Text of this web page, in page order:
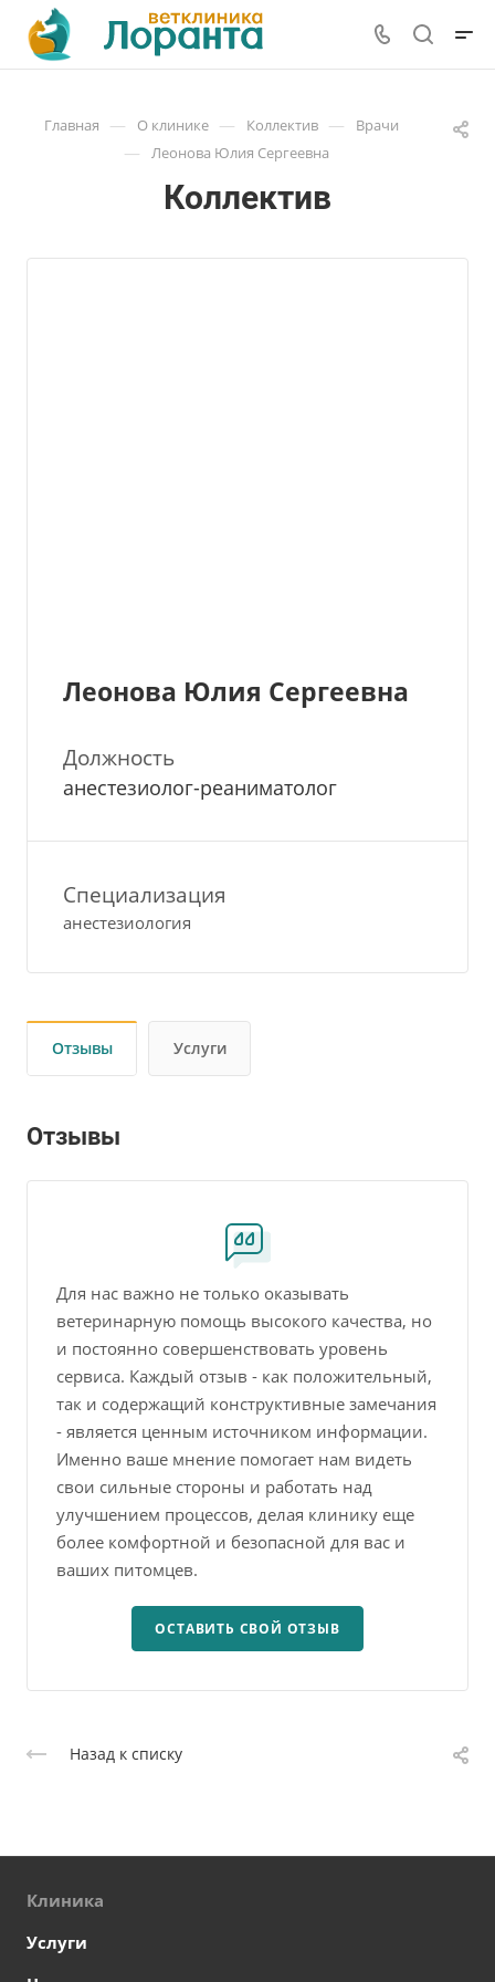
Главная — О клинике — Коллектив — Врачи
— Леонова Юлия Сергеевна
Коллектив
Леонова Юлия Сергеевна
Должность
анестезиолог-реаниматолог
Специализация
анестезиология
Отзывы Услуги
Отзывы
Для нас важно не только оказывать
ветеринарную помощь высокого качества, но
и постоянно совершенствовать уровень
сервиса. Каждый отзыв - как положительный,
так и содержащий конструктивные замечания
- является ценным источником информации.
Именно ваше мнение помогает нам видеть
свои сильные стороны и работать над
улучшением процессов, делая клинику еще
более комфортной и безопасной для вас и
ваших питомцев.
ОСТАВИТЬ СВОЙ ОТЗЫВ
Назад к списку
Клиника
Услуги